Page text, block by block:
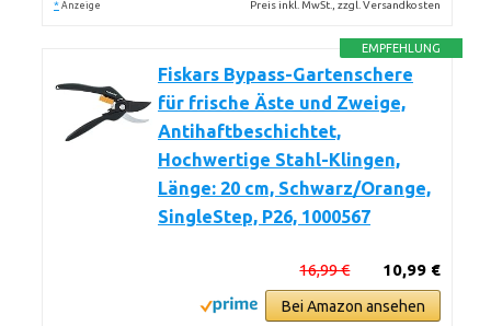
* Anzeige Preis inkl. MwSt., zzgl. Versandkosten
EMPFEHLUNG
Fiskars Bypass-Gartenschere
für frische Äste und Zweige,
Antihaftbeschichtet,
Hochwertige Stahl-Klingen,
Länge: 20 cm, Schwarz/Orange,
SingleStep, P26, 1000567
10,99 €
16,99 €
Bei Amazon ansehen